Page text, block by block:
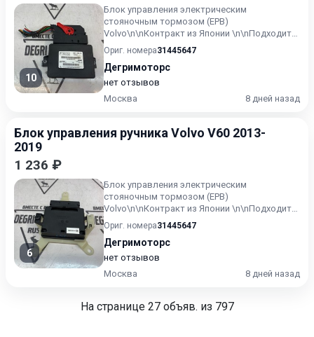
10
Блок управления электрическим
стояночным тормозом (EPB)
Volvo\n\nКонтракт из Японии \n\nПодходит
для моделей:\nS60 (2011-2018)\nS80 (2007-
20...
Ориг. номера31445647
Дегримоторс
нет отзывов
Москва
8 дней назад
Блок управления ручника Volvo V60 2013-
2019
1 236 ₽
6
Блок управления электрическим
стояночным тормозом (EPB)
Volvo\n\nКонтракт из Японии \n\nПодходит
для моделей:\nS60 (2011-2018)\nS80 (2007-
20...
Ориг. номера31445647
Дегримоторс
нет отзывов
Москва
8 дней назад
На странице 27объяв. из 797